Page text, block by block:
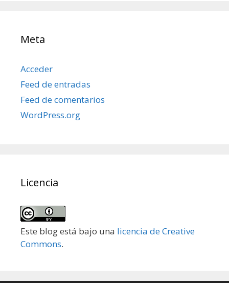
Meta
Acceder
Feed de entradas
Feed de comentarios
WordPress.org
Licencia
Este blog está bajo una licencia de Creative
Commons.